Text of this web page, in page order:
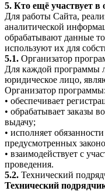
5. Кто ещё участвует
Для работы Сайта,
аналитической
обрабатывают данные
используют их для
5.1. Организатор
Для каждой программы
юридическое лицо,
Организатор программы:
• обеспечивает
• обрабатывает заказы
выдачу;
• исполняет
предусмотренных
• взаимодействует с
проведения.
5.2. Технический
Технический